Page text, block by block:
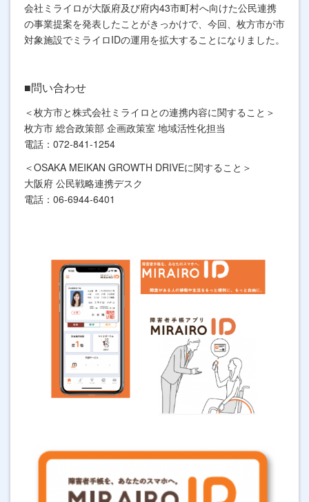
会社ミライロが大阪府及び府内43市町村へ向けた公民連携
の事業提案を発表したことがきっかけで、今回、枚方市が市
対象施設でミライロIDの運用を拡大することになりました。
■問い合わせ
＜枚方市と株式会社ミライロとの連携内容に関すること＞
枚方市 総合政策部 企画政策室 地域活性化担当
電話：072-841-1254
＜OSAKA MEIKAN GROWTH DRIVEに関すること＞
大阪府 公民戦略連携デスク
電話：06-6944-6401